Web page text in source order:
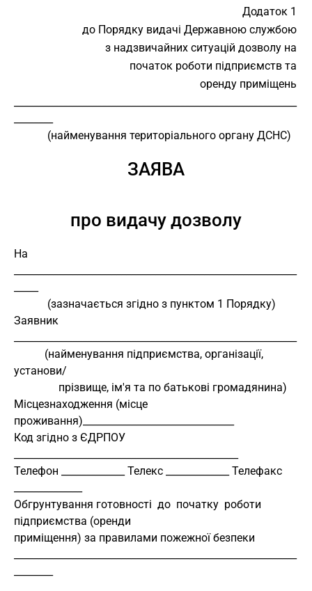
Додаток 1
до Порядку видачі Державною службою
з надзвичайних ситуацій дозволу на
початок роботи підприємств та
оренду приміщень
            (найменування територіального органу ДСНС)
ЗАЯВА
про видачу дозволу
На
            (зазначається згідно з пунктом 1 Порядку)
Заявник
установи/
                прізвище, ім'я та по батькові громадянина)
Місцезнаходження (місце
проживання)_______________________________
Код згідно з ЄДРПОУ
Телефон _____________ Телекс _____________ Телефакс
Обгрунтування готовності  до  початку  роботи
підприємства (оренди
приміщення) за правилами пожежної безпеки